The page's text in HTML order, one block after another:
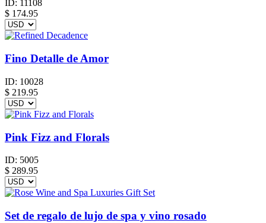
ID: 11108
$ 174.95
Fino Detalle de Amor
ID: 10028
$ 219.95
Pink Fizz and Florals
ID: 5005
$ 289.95
Set de regalo de lujo de spa y vino rosado